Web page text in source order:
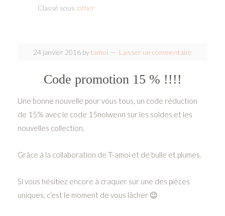
Classé sous :other
24 janvier 2016 bytamoi Laisser un commentaire
Code promotion 15 % !!!!
Une bonne nouvelle pour vous tous, un code réduction
de 15% avec le code 15nolwenn sur les soldes et les
nouvelles collection.
Grâce à la collaboration de T-amoi et de bulle et plumes.
Si vous hésitiez encore à craquer sur une des pièces
uniques, c’est le moment de vous lâcher 😉